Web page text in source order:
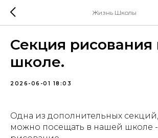
Жизнь Школы
Секция рисования
школе.
2026-06-01 18:03
Одна из дополнительных
можно посещать в нашей школе -